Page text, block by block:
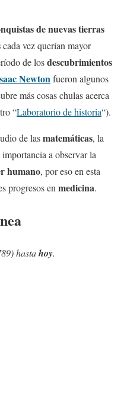
de nuevas tierras
cada vez querían mayor
de losdescubrimientos
Newtonfueron algunos
más cosas chulas acerca
“Laboratorio de historia“).
de lasmatemáticas, la
a observar la
humano, por eso en esta
progresos en medicina.
hastahoy.